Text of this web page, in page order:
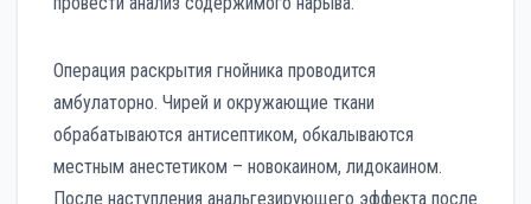
Операция раскрытия гнойника проводится
амбулаторно. Чирей и окружающие ткани
обрабатываются антисептиком, обкалываются
местным анестетиком – новокаином, лидокаином.
После наступления анальгезирующего эффекта после